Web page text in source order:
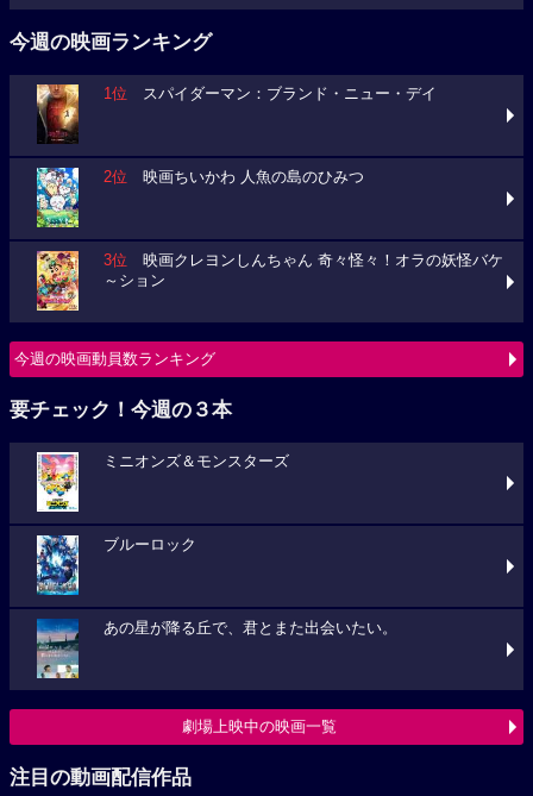
今週の映画ランキング
1位 スパイダーマン：ブランド・ニュー・デイ
2位 映画ちいかわ 人魚の島のひみつ
3位 映画クレヨンしんちゃん 奇々怪々！オラの妖怪バケ
～ション
今週の映画動員数ランキング
要チェック！今週の３本
ミニオンズ＆モンスターズ
ブルーロック
あの星が降る丘で、君とまた出会いたい。
劇場上映中の映画一覧
注目の動画配信作品